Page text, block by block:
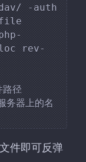
-auth
rev-
径
器上的名
件即可反弹